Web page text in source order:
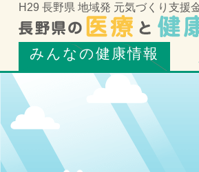
H29 長野県 地域発 元気づくり支援
みんなの健康情報